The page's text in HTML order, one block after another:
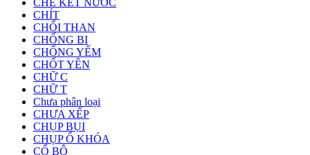
CHÍT
CHỔI THAN
CHỐNG BI
CHỐNG YẾM
CHỐT YÊN
CHỮ C
CHỮ T
Chưa phân loại
CHƯA XẾP
CHỤP BỤI
CHỤP Ổ KHÓA
CỔ BÔ